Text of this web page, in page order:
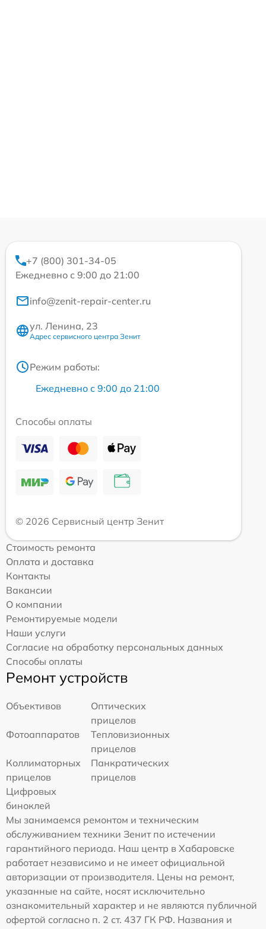
+7 (800) 301-34-05
Ежедневно с 9:00 до 21:00
info@zenit-repair-center.ru
ул. Ленина, 23
Адрес сервисного центра Зенит
Режим работы:
Ежедневно с 9:00 до 21:00
Способы оплаты
© 2026 Сервисный центр Зенит
Стоимость ремонта
Оплата и доставка
Контакты
Вакансии
О компании
Ремонтируемые модели
Наши услуги
Согласие на обработку персональных данных
Способы оплаты
Ремонт устройств
Объективов
Оптических
прицелов
Фотоаппаратов
Тепловизионных
прицелов
Коллиматорных
прицелов
Панкратических
прицелов
Цифровых
биноклей
Мы занимаемся ремонтом и техническим
обслуживанием техники Зенит по истечении
гарантийного периода. Наш центр в Хабаровске
работает независимо и не имеет официальной
авторизации от производителя. Цены на ремонт,
указанные на сайте, носят исключительно
ознакомительный характер и не являются публичной
офертой согласно п. 2 ст. 437 ГК РФ. Названия и